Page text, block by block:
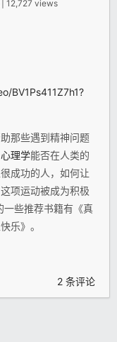
| 12,727 views
BV1Ps411Z7h1?
那些遇到精神问题
心理学能否在人类的
成功的人，如何让
项运动被成为积极
些推荐书籍有《真
乐》。
2 条评论